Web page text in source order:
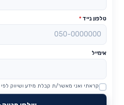
טלפון נייד *
אימייל
Website
קראתי ואני מאשר/ת קבלת מידע ושיווק לפי